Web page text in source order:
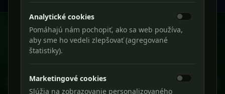
Integrujeme OpenAI, hlas, automatizáciu a prepojíme AI
s vašimi dátami a procesmi.
Predošlý
Analytické cookies
Pomáhajú nám pochopiť, ako sa web používa,
aby sme ho vedeli zlepšovať (agregované
štatistiky).
Marketingové cookies
Slúžia na zobrazovanie personalizovaného